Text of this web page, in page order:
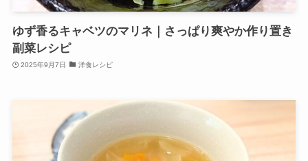
ゆず香るキャベツのマリネ｜さっぱり爽やか作り置き
副菜レシピ
2025年9月7日 洋食レシピ